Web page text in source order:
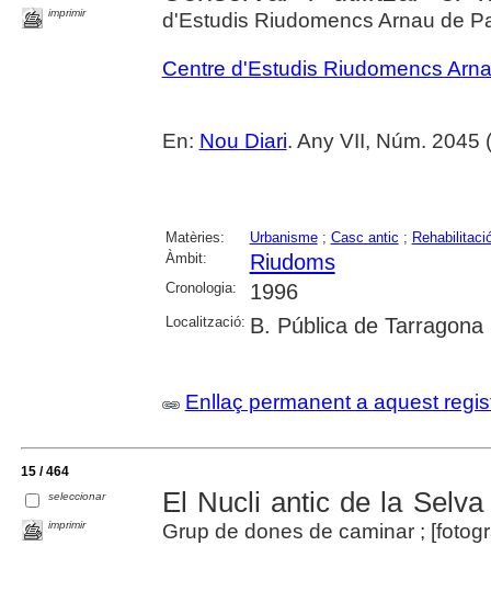
imprimir d'Estudis Riudomencs Arnau de
Centre d'Estudis Riudomencs
En: Nou Diari. Any VII, Núm. 2045
Matèries: Urbanisme; Casc antic ;
Àmbit:
Riudoms
Cronologia: 1996
Localització: B. Pública de Tarragona
Enllaç permanent a aquest
15 / 464
seleccionar
imprimir
El Nucli antic de la
Grup de dones de caminar ;